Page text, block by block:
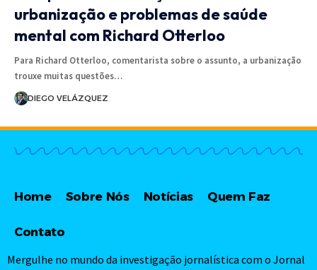
urbanização e problemas de saúde
mental com Richard Otterloo
Para Richard Otterloo, comentarista sobre o assunto, a urbanização
trouxe muitas questões…
DIEGO VELÁZQUEZ
Home Sobre Nós Notícias Quem Faz
Contato
Mergulhe no mundo da investigação jornalística com o Jornal